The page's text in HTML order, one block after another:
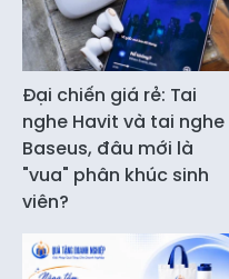
Đại chiến giá rẻ: Tai
nghe Havit và tai nghe
Baseus, đâu mới là
"vua" phân khúc sinh
viên?